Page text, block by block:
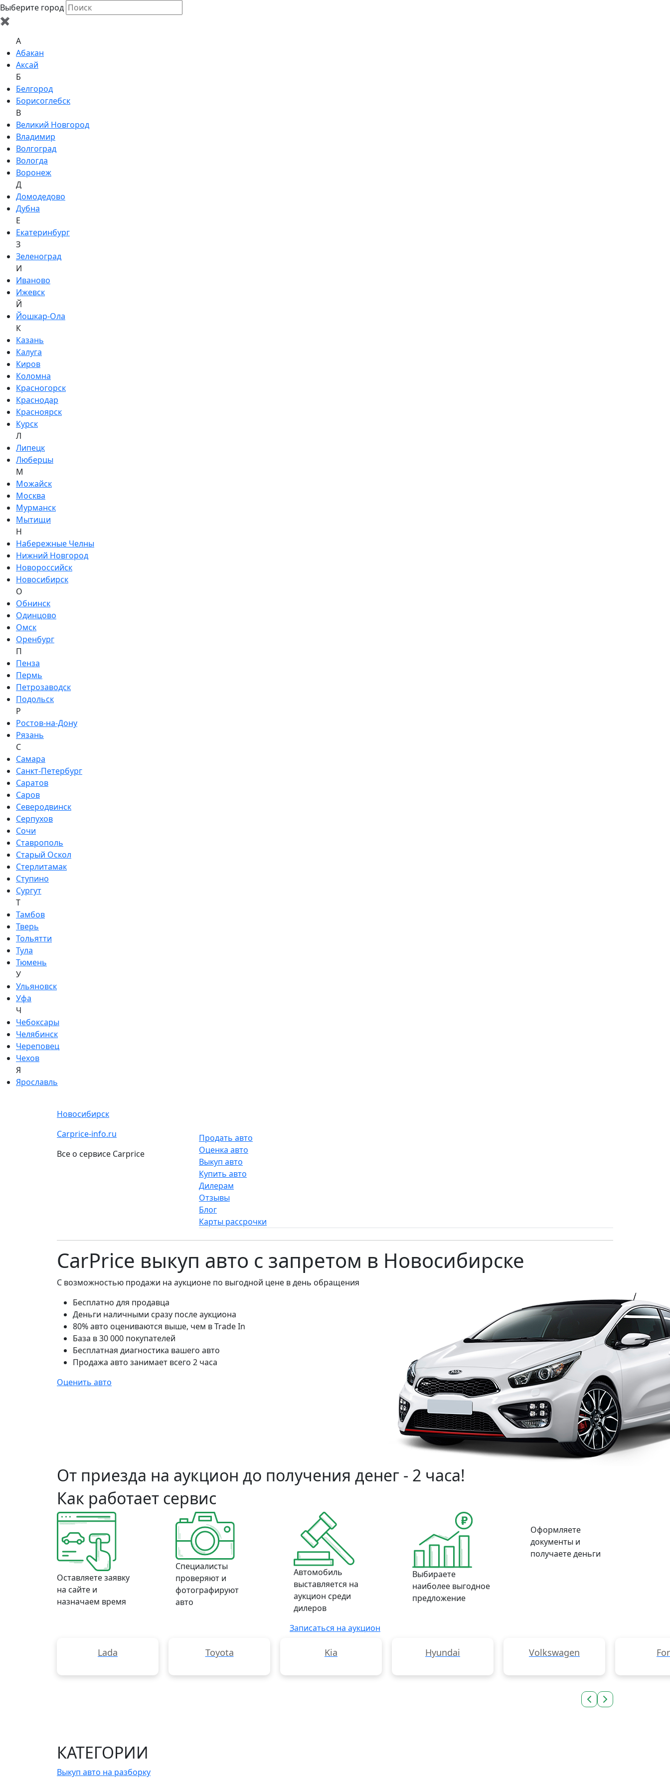
Выберите город
✖
A
Абакан
Аксай
Б
Белгород
Борисоглебск
В
Великий Новгород
Владимир
Волгоград
Вологда
Воронеж
Д
Домодедово
Дубна
Е
Екатеринбург
З
Зеленоград
И
Иваново
Ижевск
Й
Йошкар-Ола
К
Казань
Калуга
Киров
Коломна
Красногорск
Краснодар
Красноярск
Курск
Л
Липецк
Люберцы
М
Можайск
Москва
Мурманск
Мытищи
Н
Набережные Челны
Нижний Новгород
Новороссийск
Новосибирск
О
Обнинск
Одинцово
Омск
Оренбург
П
Пенза
Пермь
Петрозаводск
Подольск
Р
Ростов-на-Дону
Рязань
С
Самара
Санкт-Петербург
Саратов
Саров
Северодвинск
Серпухов
Сочи
Ставрополь
Старый Оскол
Стерлитамак
Ступино
Сургут
Т
Тамбов
Тверь
Тольятти
Тула
Тюмень
У
Ульяновск
Уфа
Ч
Чебоксары
Челябинск
Череповец
Чехов
Я
Ярославль
Новосибирск
Carprice-info.ru
Все о сервисе Carprice
Продать авто
Оценка авто
Выкуп авто
Купить авто
Дилерам
Отзывы
Блог
Карты рассрочки
CarPrice выкуп авто с запретом в Новосибирске
С возможностью продажи на аукционе по выгодной цене в день обращения
Бесплатно для продавца
Деньги наличными сразу после аукциона
80% авто оцениваются выше, чем в Trade In
База в 30 000 покупателей
Бесплатная диагностика вашего авто
Продажа авто занимает всего 2 часа
Оценить авто
От приезда на аукцион до получения денег - 2 часа!
Как работает сервис
Оставляете заявку
на сайте и
назначаем время
Специалисты
проверяют и
фотографируют
авто
Автомобиль
выставляется на
аукцион среди
дилеров
Выбираете
наиболее выгодное
предложение
Оформляете
документы и
получаете деньги
Записаться на аукцион
Lada Toyota Kia Hyundai Volkswagen
КАТЕГОРИИ
Выкуп авто на разборку